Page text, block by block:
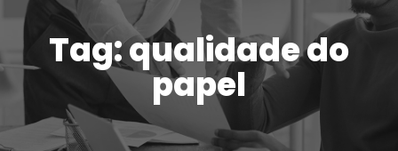
Tag: qualidade do
papel